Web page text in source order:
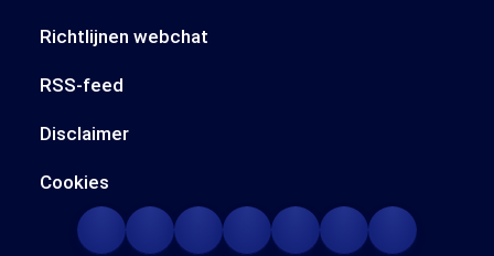
Richtlijnen webchat
RSS-feed
Disclaimer
Cookies